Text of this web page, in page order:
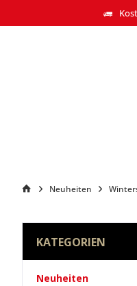
Neuheiten
KATEGORIEN
Neuheiten